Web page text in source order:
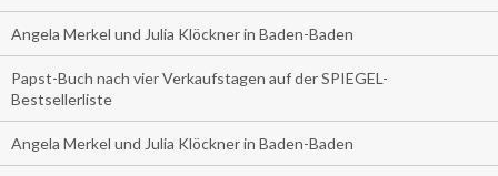
Angela Merkel und Julia Klöckner in Baden-Baden
Papst-Buch nach vier Verkaufstagen auf der SPIEGEL-
Bestsellerliste
Angela Merkel und Julia Klöckner in Baden-Baden